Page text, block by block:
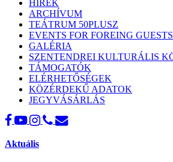
HÍREK
ARCHÍVUM
TEÁTRUM 50PLUSZ
EVENTS FOR FOREING
GALÉRIA
SZENTENDREI KULTURÁLIS
TÁMOGATÓK
ELÉRHETŐSÉGEK
KÖZÉRDEKŰ ADATOK
JEGYVÁSÁRLÁS
Aktuális